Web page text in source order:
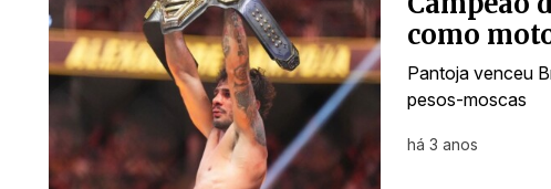
como
Pantoja venceu
pesos-moscas
há 3 anos